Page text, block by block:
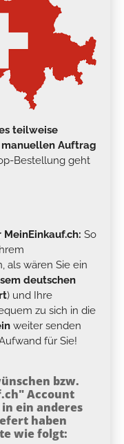
teilweise
Auftrag
Bestellung geht
So
als wären Sie ein
deutschen
) und Ihre
zu sich in die
weiter senden
für Sie!
bzw.
Account
ein anderes
haben
wie folgt: